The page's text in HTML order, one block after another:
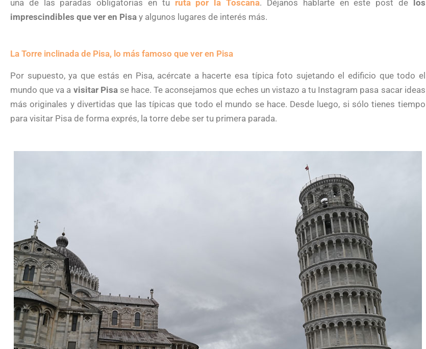
una de las paradas obligatorias en tu ruta por la Toscana. Déjanos hablarte en este post de
los
imprescindibles que ver en Pisa y algunos lugares de interés más.
La Torre inclinada de Pisa, lo más famoso que ver en Pisa
Por supuesto, ya que estás en Pisa, acércate a hacerte esa típica foto sujetando el edificio que todo el
mundo que va a visitar Pisase hace. Te aconsejamos que eches un vistazo a tu Instagram pasa sacar ideas
más originales y divertidas que las típicas que todo el mundo se hace. Desde luego, si sólo tienes tiempo
para visitar Pisa de forma exprés, la torre debe ser tu primera parada.